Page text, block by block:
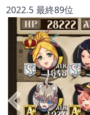
2022.5 最終89位